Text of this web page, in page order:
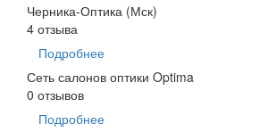
Черника-Оптика (Мск)
4 отзыва
Подробнее
Сеть салонов оптики Optima
0 отзывов
Подробнее